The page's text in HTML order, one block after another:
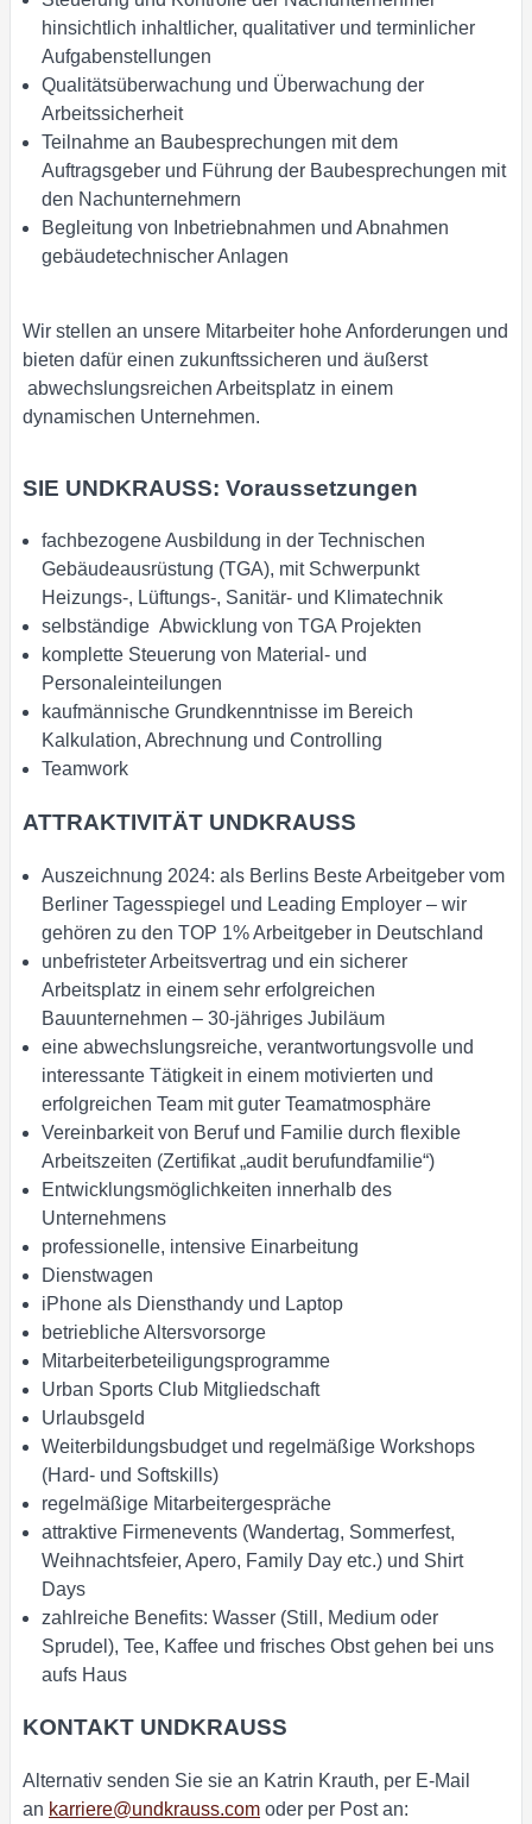
hinsichtlich inhaltlicher, qualitativer und terminlicher
Aufgabenstellungen
Qualitätsüberwachung und Überwachung der
Arbeitssicherheit
Teilnahme an Baubesprechungen mit dem
Auftragsgeber und Führung der Baubesprechungen mit
den Nachunternehmern
Begleitung von Inbetriebnahmen und Abnahmen
gebäudetechnischer Anlagen
Wir stellen an unsere Mitarbeiter hohe Anforderungen und
bieten dafür einen zukunftssicheren und äußerst
abwechslungsreichen Arbeitsplatz in einem
dynamischen Unternehmen.
SIE UNDKRAUSS: Voraussetzungen
fachbezogene Ausbildung in der Technischen
Gebäudeausrüstung (TGA), mit Schwerpunkt
Heizungs-, Lüftungs-, Sanitär- und Klimatechnik
selbständige Abwicklung von TGA Projekten
komplette Steuerung von Material- und
Personaleinteilungen
kaufmännische Grundkenntnisse im Bereich
Kalkulation, Abrechnung und Controlling
Teamwork
ATTRAKTIVITÄT UNDKRAUSS
Auszeichnung 2024: als Berlins Beste Arbeitgeber vom
Berliner Tagesspiegel und Leading Employer – wir
gehören zu den TOP 1% Arbeitgeber in Deutschland
unbefristeter Arbeitsvertrag und ein sicherer
Arbeitsplatz in einem sehr erfolgreichen
Bauunternehmen – 30-jähriges Jubiläum
eine abwechslungsreiche, verantwortungsvolle und
interessante Tätigkeit in einem motivierten und
erfolgreichen Team mit guter Teamatmosphäre
Vereinbarkeit von Beruf und Familie durch flexible
Arbeitszeiten (Zertifikat „audit berufundfamilie“)
Entwicklungsmöglichkeiten innerhalb des
Unternehmens
professionelle, intensive Einarbeitung
Dienstwagen
iPhone als Diensthandy und Laptop
betriebliche Altersvorsorge
Mitarbeiterbeteiligungsprogramme
Urban Sports Club Mitgliedschaft
Urlaubsgeld
Weiterbildungsbudget und regelmäßige Workshops
(Hard- und Softskills)
regelmäßige Mitarbeitergespräche
attraktive Firmenevents (Wandertag, Sommerfest,
Weihnachtsfeier, Apero, Family Day etc.) und Shirt
Days
zahlreiche Benefits: Wasser (Still, Medium oder
Sprudel), Tee, Kaffee und frisches Obst gehen bei uns
aufs Haus
KONTAKT UNDKRAUSS
Alternativ senden Sie sie an Katrin Krauth, per E-Mail
an karriere@undkrauss.com oder per Post an: